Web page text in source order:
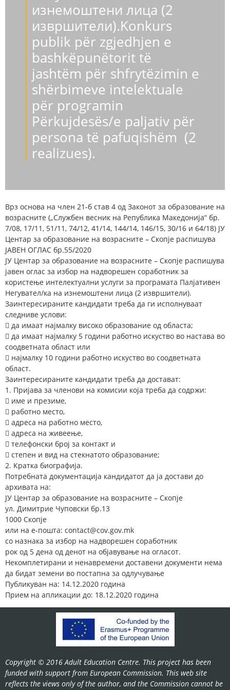
изнемоштени лица (2
извршители).Konkurs
publik për zgjedhjen e
bashkëpunëtorit të
jashtëm për shfrytëzimin e
shërbimeve intelektuale
për programin
Përkujdesës/e paljativ për
persona të pafuqishëm (2
realizues).
Врз основа на член 21-б став 4 од Законот за образование на
возрасните („Службен весник на Република Македонија“ бр.
7/08, 17/11, 51/11, 74/12, 41/14, 144/14, 146/15, 30/16 и 64/18) ЈУ
Центар за образование на возрасните – Скопје распишува
ЈАВЕН ОГЛАС бр.55/2020
ЈУ Центар за образование на возрасните – Скопје распишува
јавен оглас за избор на надворешен соработник за
користење интелектуални услуги за програмата Палјативен
Негувател/ка на изнемоштени лица (2 извршители).
Заинтересираните кандидати треба да ги исполнуваат
следниве услови:
 да имаат најмалку високо образование од областа;
 да имаат најмалку 5 години работно искуство во настава во
соодветната област или
 најмалку 10 години работно искуство во соодветната
област.
Заинтересираните кандидати треба да достават:
1. Пријава за членови на комисии која треба да содржи:
 име и презиме,
 работно место,
 адреса на работно место,
 адреса на живеење,
 телефонски број за контакт и
 степен и вид на стекнатото образование;
2. Кратка биографија.
Потребната документација кандидатот да ја достави до
архивата на:
ЈУ Центар за образование на возрасните – Скопје
ул. Димитрие Чуповски бр.13
1000 Скопје
или на е-пошта: contact@cov.gov.mk
со назнака за избор на надворешен соработник
рок од 5 дена од денот на објавување на огласот.
Некомплетирани и ненавремени доставени документи нема
да бидат земени во постапна за одлучување
Публикуван на: 14.12.2020 година
Прием на апликации до: 18.12.2020 година
Copyright © 2016 Adult Education Centre. This project has been
funded with support from European Commission. This web site
reflects the views only of the author, and the Commission cannot be